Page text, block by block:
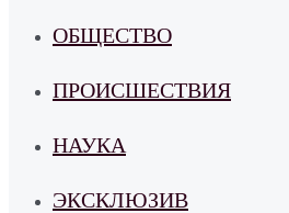
ОБЩЕСТВО
ПРОИСШЕСТВИЯ
НАУКА
ЭКСКЛЮЗИВ